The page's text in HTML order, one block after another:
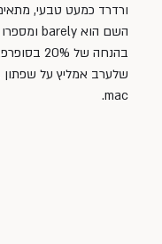
ורדרד כמעט טבעי,
בהנחה של
שלערב אמליץ על שפתון
mac.